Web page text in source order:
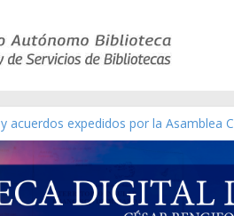
obras de Modesta Bor
acuerdos expedidos por la Asamblea
gráfico]
[material gráfico]
de Venezuela año CXXXIII